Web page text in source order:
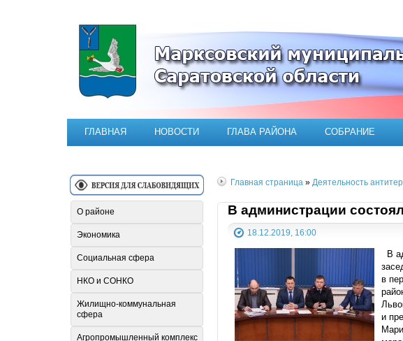
Официальный сайт Марксовского
ГЛАВНАЯ НОВОСТИ ГЛАВА РАЙОНА СОБРАНИЕ
Главная страница » Деятельность
В администрации
18.12.2019, 16:00
В
в
и
О районе
Экономика
Социальная сфера
НКО и СОНКО
Жилищно-коммунальная
сфера
Агропромышленный комплекс